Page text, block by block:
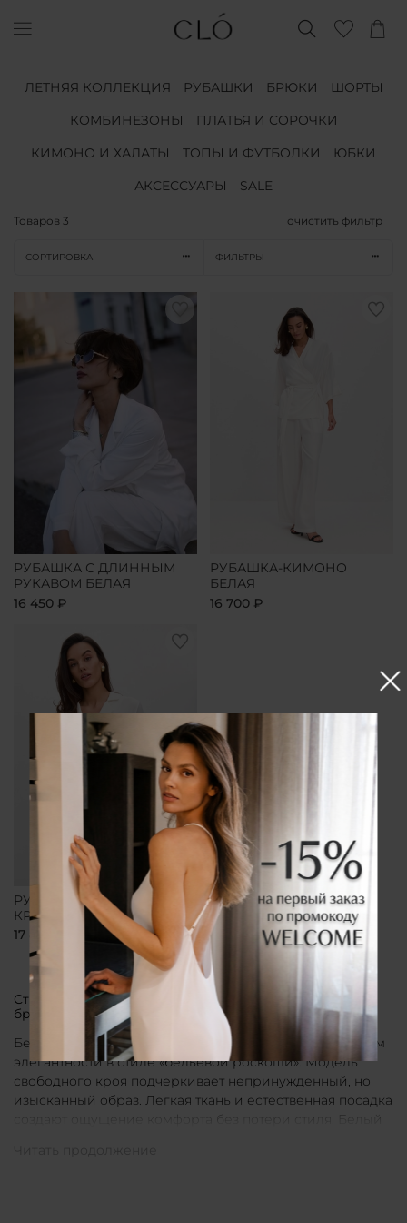
ЛЕТНЯЯ КОЛЛЕКЦИЯ РУБАШКИ БРЮКИ
ШОРТЫ
КОМБИНЕЗОНЫ
ПЛАТЬЯ И СОРОЧКИ
КИМОНО И ХАЛАТЫ
ТОПЫ И ФУТБОЛКИ
ЮБКИ
АКСЕССУАРЫ
SALE
Товаров 3 очистить фильтр
СОРТИРОВКА ФИЛЬТРЫ
РУБАШКА С ДЛИННЫМ
РУКАВОМ БЕЛАЯ
16 450 ₽
РУБАШКА-КИМОНО
БЕЛАЯ
16 700 ₽
РУБАШКА СВОБОДНОГО
КРОЯ БЕЛАЯ
17 800 ₽
Стильные рубашки в актуальном белом цвете от
бренда CLÓ
Белые рубашки от бренда CLÓ являются воплощением
элегантности в стиле «бельевой роскоши». Модель
свободного кроя подчеркивает непринужденный, но
изысканный образ. Легкая ткань и естественная посадка
создают ощущение комфорта без потери стиля. Белый